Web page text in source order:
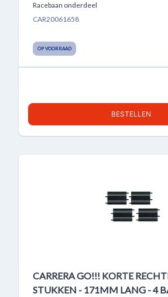
Racebaan onderdeel
CAR20061658
OP VOORRAAD
BESTELLEN
CARRERA GO!!! KORTE
STUKKEN - 171MM LANG - 4